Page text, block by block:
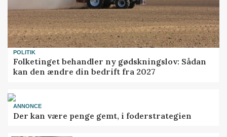
POLITIK
Folketinget behandler ny gødskningslov: Sådan
kan den ændre din bedrift fra 2027
ANNONCE
Der kan være penge gemt, i foderstrategien